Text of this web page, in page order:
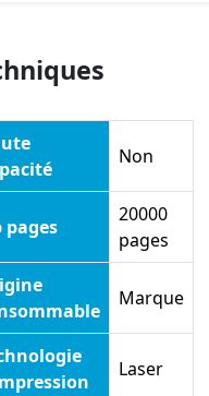
Non
pages
20000
pages
Marque
Laser